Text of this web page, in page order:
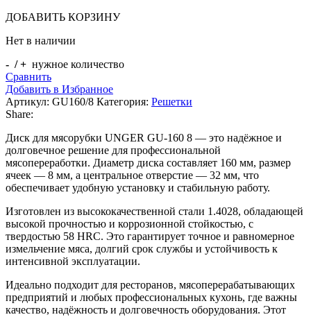
ДОБАВИТЬ КОРЗИНУ
Нет в наличии
- / + нужное количество
Сравнить
Добавить в Избранное
Артикул: GU160/8 Категория: Решетки
Share:
Диск для мясорубки UNGER GU-160 8 — это надёжное и
долговечное решение для профессиональной
мясопереработки. Диаметр диска составляет 160 мм, размер
ячеек — 8 мм, а центральное отверстие — 32 мм, что
обеспечивает удобную установку и стабильную работу.
Изготовлен из высококачественной стали 1.4028, обладающей
высокой прочностью и коррозионной стойкостью, с
твердостью 58 HRC. Это гарантирует точное и равномерное
измельчение мяса, долгий срок службы и устойчивость к
интенсивной эксплуатации.
Идеально подходит для ресторанов, мясоперерабатывающих
предприятий и любых профессиональных кухонь, где важны
качество, надёжность и долговечность оборудования. Этот